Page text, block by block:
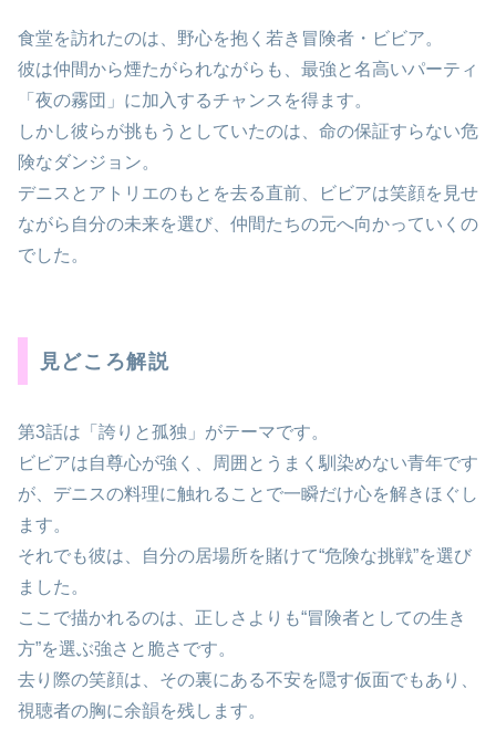
食堂を訪れたのは、野心を抱く若き冒険者・ビビア。
彼は仲間から煙たがられながらも、最強と名高いパーティ
「夜の霧団」に加入するチャンスを得ます。
しかし彼らが挑もうとしていたのは、命の保証すらない危
険なダンジョン。
デニスとアトリエのもとを去る直前、ビビアは笑顔を見せ
ながら自分の未来を選び、仲間たちの元へ向かっていくの
でした。
見どころ解説
第3話は「誇りと孤独」がテーマです。
ビビアは自尊心が強く、周囲とうまく馴染めない青年です
が、デニスの料理に触れることで一瞬だけ心を解きほぐし
ます。
それでも彼は、自分の居場所を賭けて“危険な挑戦”を選び
ました。
ここで描かれるのは、正しさよりも“冒険者としての生き
方”を選ぶ強さと脆さです。
去り際の笑顔は、その裏にある不安を隠す仮面でもあり、
視聴者の胸に余韻を残します。